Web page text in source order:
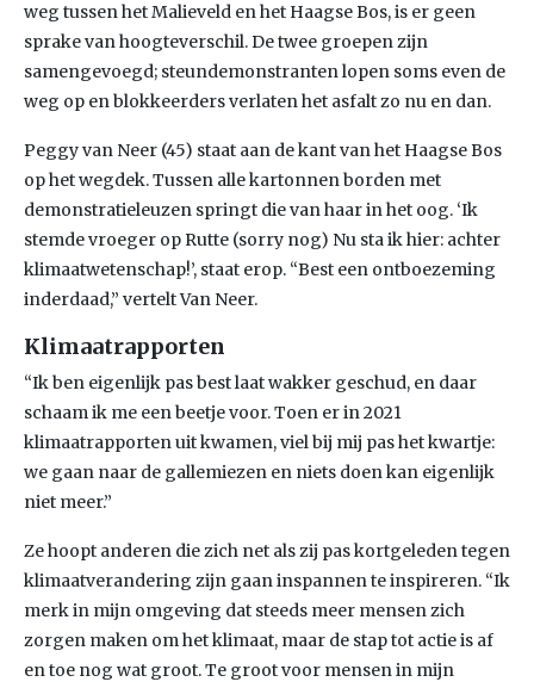
weg tussen het Malieveld en het Haagse Bos, is er geen
sprake van hoogteverschil. De twee groepen zijn
samengevoegd; steundemonstranten lopen soms even de
weg op en blokkeerders verlaten het asfalt zo nu en dan.
Peggy van Neer (45) staat aan de kant van het Haagse Bos
op het wegdek. Tussen alle kartonnen borden met
demonstratieleuzen springt die van haar in het oog. ‘Ik
stemde vroeger op Rutte (sorry nog) Nu sta ik hier: achter
klimaatwetenschap!’, staat erop. “Best een ontboezeming
inderdaad,” vertelt Van Neer.
Klimaatrapporten
“Ik ben eigenlijk pas best laat wakker geschud, en daar
schaam ik me een beetje voor. Toen er in 2021
klimaatrapporten uit kwamen, viel bij mij pas het kwartje:
we gaan naar de gallemiezen en niets doen kan eigenlijk
niet meer.”
Ze hoopt anderen die zich net als zij pas kortgeleden tegen
klimaatverandering zijn gaan inspannen te inspireren. “Ik
merk in mijn omgeving dat steeds meer mensen zich
zorgen maken om het klimaat, maar de stap tot actie is af
en toe nog wat groot. Te groot voor mensen in mijn